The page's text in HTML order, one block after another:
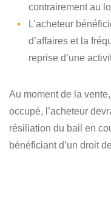
contrairement au
L’acheteur
d’affaires et la
reprise d’une
Au moment de la
occupé, l’acheteur
résiliation du bail en
bénéficiant d’un droit